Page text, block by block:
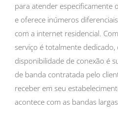
para atender especificamente o
e oferece inúmeros
com a internet residencial.
serviço é totalmente dedicado,
disponibilidade de conexão é
de banda contratada pelo
receber em seu
acontece com as bandas